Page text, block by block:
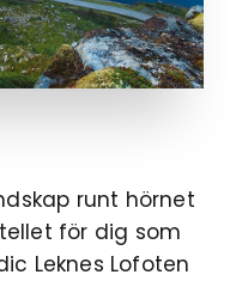
runt hörnet
för dig som
Leknes Lofoten